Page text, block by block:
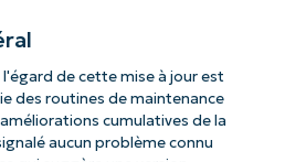
de cette mise à jour est
des routines de maintenance
cumulatives de la
aucun problème connu